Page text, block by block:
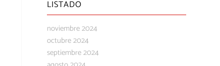
LISTADO
noviembre 2024
octubre 2024
septiembre 2024